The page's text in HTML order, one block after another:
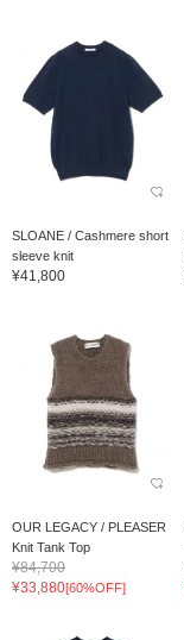
SLOANE / Cashmere short
sleeve knit
¥41,800
OUR LEGACY / PLEASER
Knit Tank Top
¥84,700
¥33,880[60%OFF]